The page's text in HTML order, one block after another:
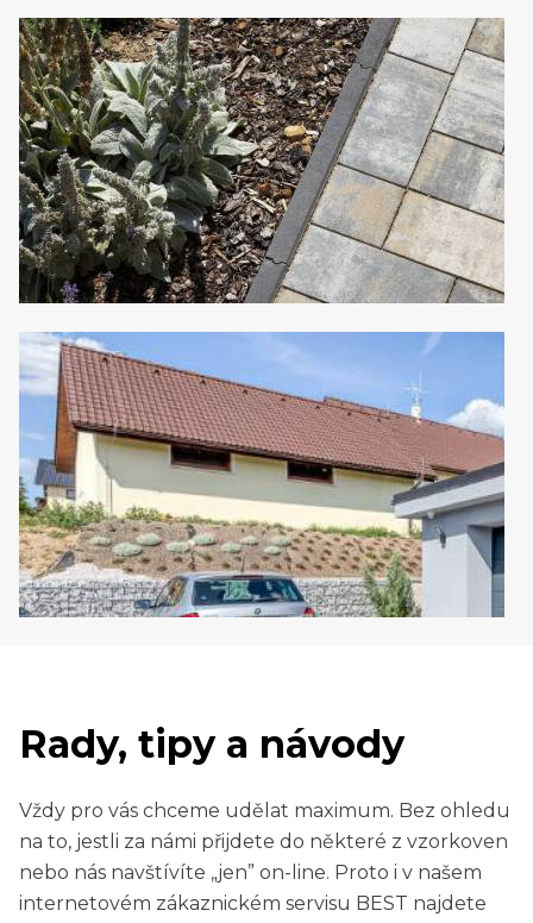
Rady, tipy a návody
Vždy pro vás chceme udělat maximum. Bez ohledu
na to, jestli za námi přijdete do některé z vzorkoven
nebo nás navštívíte „jen” on-line. Proto i v našem
internetovém zákaznickém servisu BEST najdete